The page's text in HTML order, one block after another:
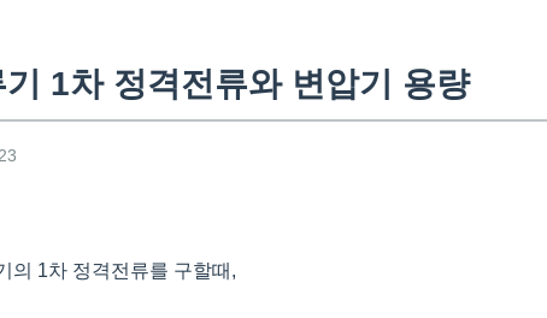
1차 정격전류와 변압기 용량
의 1차 정격전류를 구할때,